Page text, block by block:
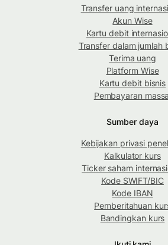
Transfer uang
Akun Wise
Kartu debit
Transfer dalam jumlah
Terima uang
Platform Wise
Kartu debit bisnis
Pembayaran
Sumber daya
Kebijakan privasi
Kalkulator kurs
Ticker saham
Kode SWIFT/BIC
Kode IBAN
Pemberitahuan
Bandingkan kurs